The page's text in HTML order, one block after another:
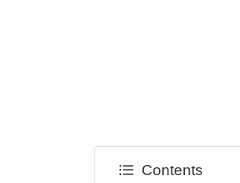
Contents